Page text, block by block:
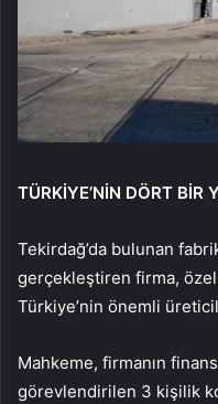
TÜRKİYE’NİN DÖRT BİR
Tekirdağ’da bulunan
gerçekleştiren firma,
Türkiye’nin önemli
Mahkeme, firmanın
görevlendirilen 3 kişilik